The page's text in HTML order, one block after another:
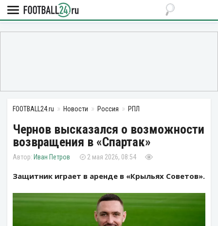
FOOTBALL24.ru Новости Россия РПЛ
Чернов высказался о возможности
возвращения в «Спартак»
Иван Петров 2 мая 2026, 08:54
Защитник играет в аренде в «Крыльях Советов».